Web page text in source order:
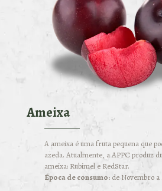
Ameixa
A ameixa é uma fruta pequena que
azeda. Atualmente, a APPC produz
ameixa: Rubimel e RedStar.
Época de consumo: de Novembro